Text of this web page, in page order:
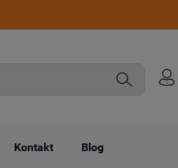
Kontakt Blog